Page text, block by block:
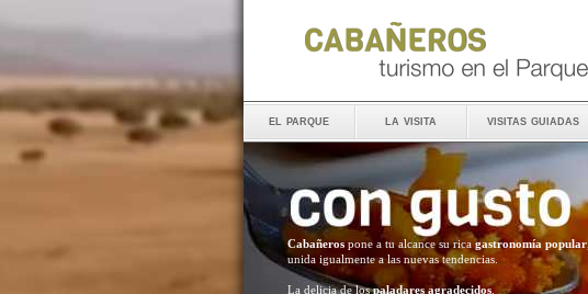
el parque la visita visitas guiadas
Cabañerospone a tu alcance su ricagastronomía popular
unida igualmente a las nuevas tendencias.
La delicia de lospaladares agradecidos.